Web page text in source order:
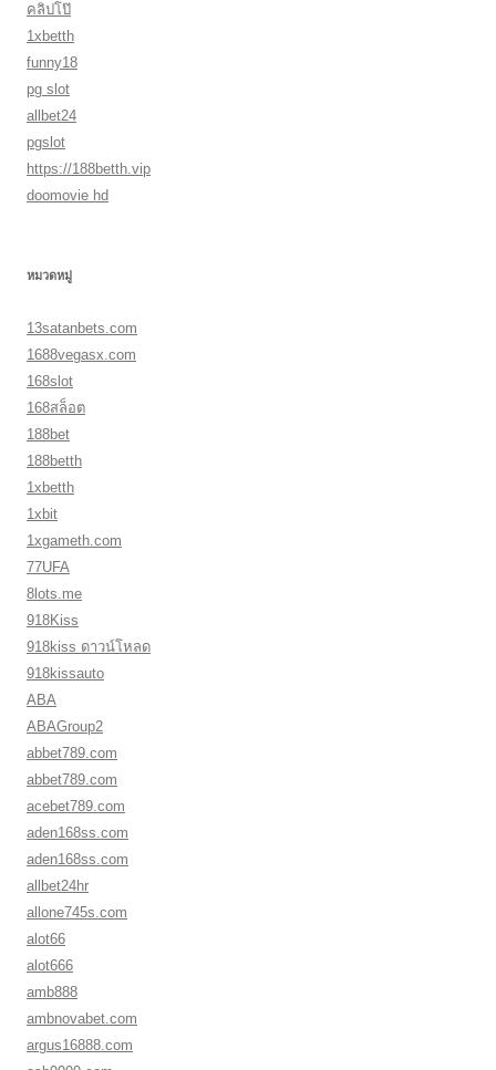
คลิปโป๊
1xbetth
funny18
pg slot
allbet24
pgslot
https://188betth.vip
doomovie hd
หมวดหมู่
13satanbets.com
1688vegasx.com
168slot
168สล็อต
188bet
188betth
1xbetth
1xbit
1xgameth.com
77UFA
8lots.me
918Kiss
918kiss ดาวน์โหลด
918kissauto
ABA
ABAGroup2
abbet789.com
abbet789.com
acebet789.com
aden168ss.com
aden168ss.com
allbet24hr
allone745s.com
alot66
alot666
amb888
ambnovabet.com
argus16888.com